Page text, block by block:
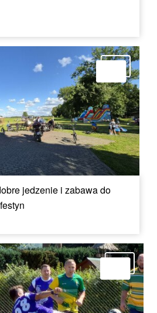
jedzenie i zabawa do